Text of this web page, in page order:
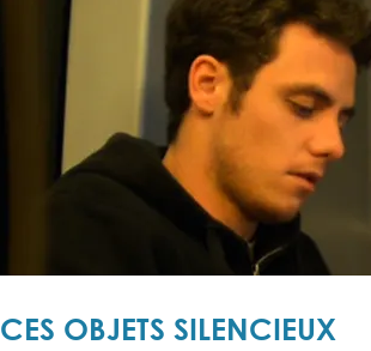
CES OBJETS SILENCIEUX